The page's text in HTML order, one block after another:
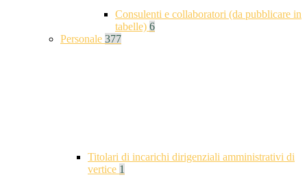
Consulenti e collaboratori (da pubblicare in
tabelle) 6
Personale 377
Titolari di incarichi dirigenziali amministrativi di
vertice 1